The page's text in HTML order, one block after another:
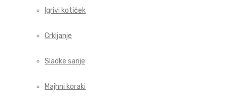
Igrivi kotiček
Crkljanje
Sladke sanje
Majhni koraki